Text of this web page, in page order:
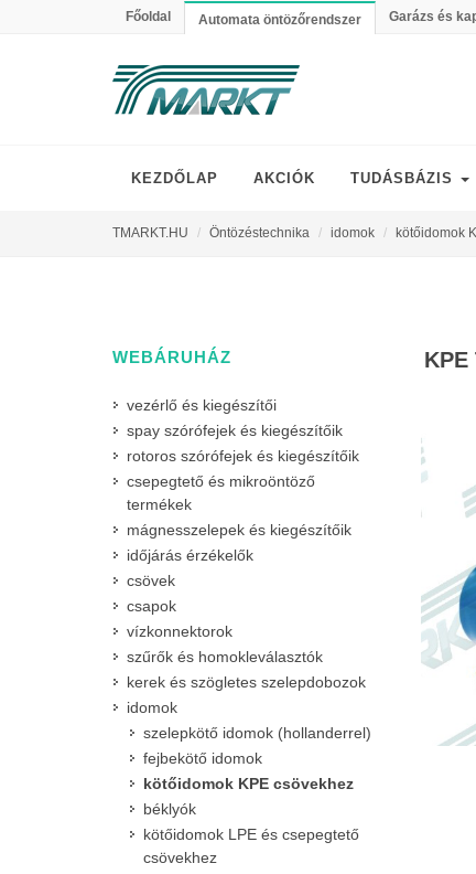
Főoldal Automata öntözőrendszer Garázs és
KEZDŐLAP AKCIÓK TUDÁSBÁZIS
TMARKT.HU Öntözéstechnika idomok kötőidomok
KPE
WEBÁRUHÁZ
vezérlő és kiegészítői
spay szórófejek és kiegészítőik
rotoros szórófejek és kiegészítőik
csepegtető és mikroöntöző
termékek
mágnesszelepek és kiegészítőik
időjárás érzékelők
csövek
csapok
vízkonnektorok
szűrők és homokleválasztók
kerek és szögletes szelepdobozok
idomok
szelepkötő idomok (hollanderrel)
fejbekötő idomok
kötőidomok KPE csövekhez
béklyók
kötőidomok LPE és csepegtető
csövekhez